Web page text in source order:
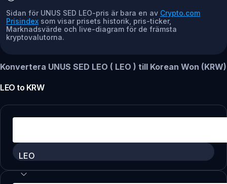
Sidan för UNUS SED LEO-pris är bara en av Crypto.com
Prisindex som visar prisets historik, pris-ticker,
Marknadsvärde och live-diagram för de främsta
kryptovalutorna.
Konvertera UNUS SED LEO ( LEO ) till Korean Won (KRW)
LEO to KRW
LEO